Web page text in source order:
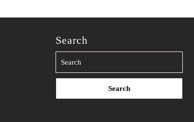
Search
Search